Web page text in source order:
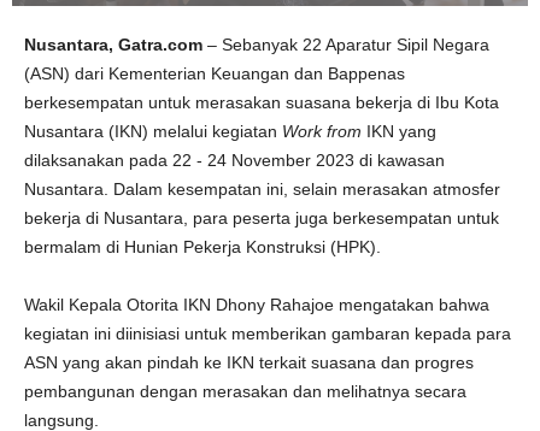
Nusantara, Gatra.com – Sebanyak 22 Aparatur Sipil Negara
(ASN) dari Kementerian Keuangan dan Bappenas
berkesempatan untuk merasakan suasana bekerja di Ibu Kota
Nusantara (IKN) melalui kegiatan Work from IKN yang
dilaksanakan pada 22 - 24 November 2023 di kawasan
Nusantara. Dalam kesempatan ini, selain merasakan atmosfer
bekerja di Nusantara, para peserta juga berkesempatan untuk
bermalam di Hunian Pekerja Konstruksi (HPK).
Wakil Kepala Otorita IKN Dhony Rahajoe mengatakan bahwa
kegiatan ini diinisiasi untuk memberikan gambaran kepada para
ASN yang akan pindah ke IKN terkait suasana dan progres
pembangunan dengan merasakan dan melihatnya secara
langsung.